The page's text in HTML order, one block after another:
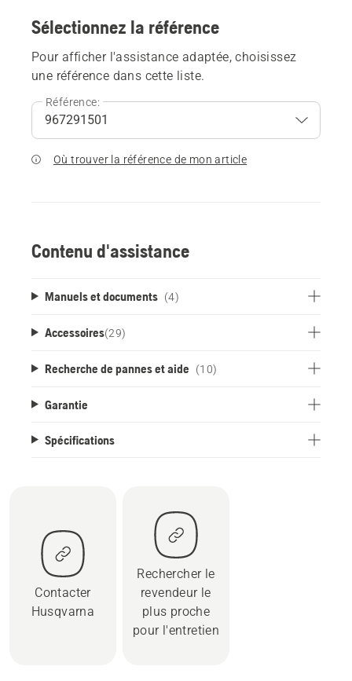
Sélectionnez la référence
Pour afficher l'assistance adaptée, choisissez
une référence dans cette liste.
Référence:
Où trouver la référence de mon article
Contenu d'assistance
Manuels et documents (4)
Accessoires(29)
Recherche de pannes et aide (10)
Garantie
Spécifications
Contacter
Husqvarna
Rechercher le
revendeur le
plus proche
pour l'entretien